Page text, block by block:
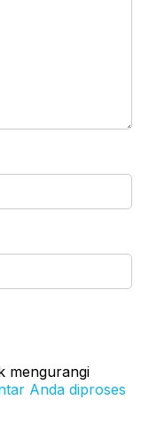
mengurangi
Anda diproses